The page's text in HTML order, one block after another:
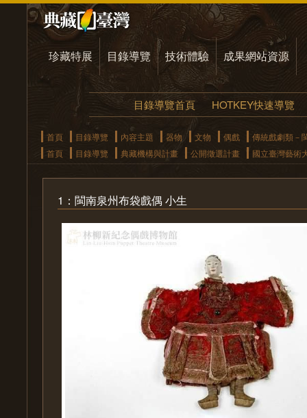
珍藏特展 目錄導覽 技術體驗 成果網站資源
目錄導覽首頁 HOTKEY快速導覽
首頁 目錄導覽 內容主題 器物 文物 偶戲
傳統戲劇類－
首頁
目錄導覽 典藏機構與計畫 公開徵選計畫 國立臺灣藝術
1：閩南泉州布袋戲偶 小生